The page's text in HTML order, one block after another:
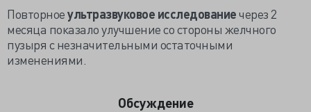
Повторноеультразвуковое исследованиечерез 2
месяца показало улучшение со стороны желчного
пузыря с незначительными остаточными
изменениями.
Обсуждение